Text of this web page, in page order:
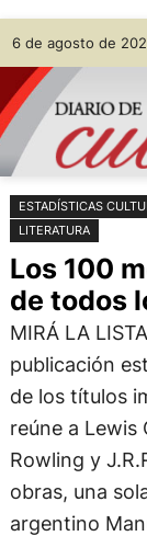
Saltar
al
contenido
Skip
to
content
6 de agosto de
ESTADÍSTICAS
LITERATURA
Los 100
de todos
MIRÁ LA
publicación
de los títulos
reúne a Lewis
Rowling y
obras, una
argentino